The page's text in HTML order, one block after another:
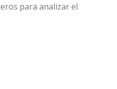
para analizar el